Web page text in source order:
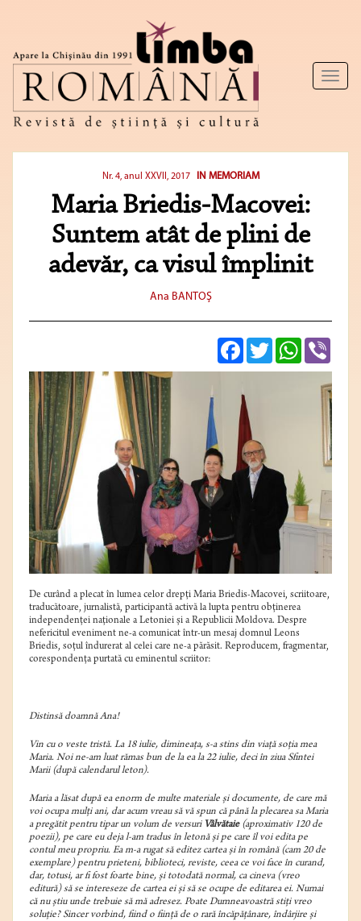
Toggle
Nr. 4, anul XXVII, 2017 IN MEMORIAM
Maria Briedis-Macovei:
Suntem atât de plini de
adevăr, ca visul împlinit
Ana BANTOŞ
FacebookTwitterWhatsApp
De curând a plecat în lumea celor drepți Maria Briedis-Macovei, scriitoare,
traducătoare, jurnalistă, participantă activă la lupta pentru obținerea
independenţei naţionale a Letoniei şi a Republicii Moldova. Despre
nefericitul eveniment ne-a comunicat într-un mesaj domnul Leons
Briedis, soțul îndurerat al celei care ne-a părăsit. Reproducem, fragmentar,
corespondența purtată cu eminentul scriitor:
Distinsă doamnă Ana!
Vin cu o veste tristă. La 18 iulie, dimineața, s-a stins din viață soția mea
Maria. Noi ne-am luat rămas bun de la ea la 22 iulie, deci în ziua Sfintei
Marii (după calendarul leton).
Maria a lăsat după ea enorm de multe materiale și documente, de care mă
voi ocupa mulți ani, dar acum vreau să vă spun că până la plecarea sa Maria
a pregătit pentru tipar un volum de versuri Vâlvătaie(aproximativ 120 de
poezii), pe care eu deja l-am tradus în letonă și pe care îl voi edita pe
contul meu propriu. Ea m-a rugat să editez cartea și în română (cam 20 de
exemplare) pentru prieteni, biblioteci, reviste, ceea ce voi face în curand,
dar, totusi, ar fi fost foarte bine, și totodată normal, ca cineva (vreo
editură) să se intereseze de cartea ei și să se ocupe de editarea ei. Numai
că nu știu unde trebuie să mă adresez. Poate Dumneavoastră stiți vreo
soluție? Sincer vorbind, fiind o ființă de o rară încăpățânare, îndârjire și